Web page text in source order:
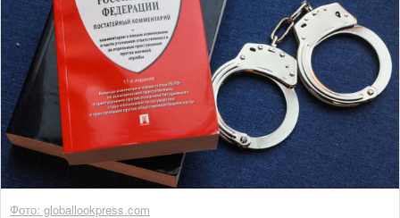
Фото: globallookpress.com